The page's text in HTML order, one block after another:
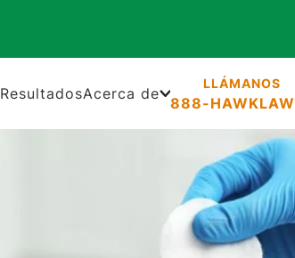
ResultadosAcerca de
888-HAWKLAW